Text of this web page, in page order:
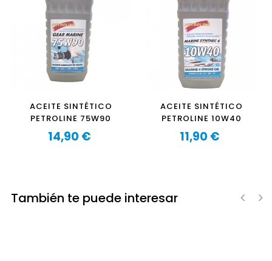
ACEITE SINTÉTICO
PETROLINE 75W90
Precio
14,90 €
ACEITE SINTÉTICO
PETROLINE 10W40
Precio
11,90 €
También te puede interesar